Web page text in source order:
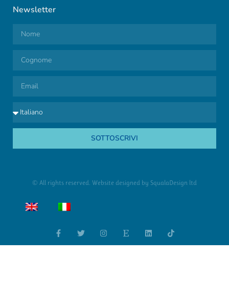
Newsletter
SOTTOSCRIVI
© All rights reserved. Website designed by SqualaDesign ltd